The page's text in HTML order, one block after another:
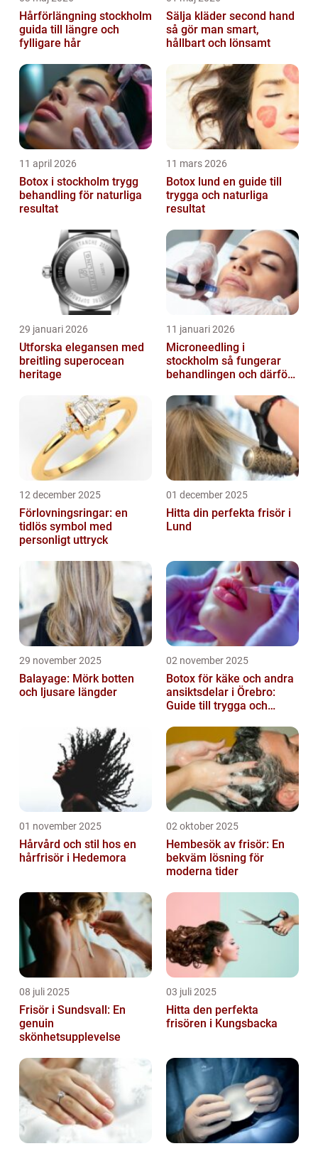
Hårförlängning stockholm
guida till längre och
fylligare hår
Sälja kläder second hand
så gör man smart,
hållbart och lönsamt
11 april 2026
Botox i stockholm trygg
behandling för naturliga
resultat
11 mars 2026
Botox lund en guide till
trygga och naturliga
resultat
29 januari 2026
Utforska elegansen med
breitling superocean
heritage
11 januari 2026
Microneedling i
stockholm så fungerar
behandlingen och därför
12 december 2025
Förlovningsringar: en
tidlös symbol med
personligt uttryck
01 december 2025
Hitta din perfekta frisör i
Lund
29 november 2025
Balayage: Mörk botten
och ljusare längder
02 november 2025
Botox för käke och andra
ansiktsdelar i Örebro:
Guide till trygga och
01 november 2025
Hårvård och stil hos en
hårfrisör i Hedemora
02 oktober 2025
Hembesök av frisör: En
bekväm lösning för
moderna tider
08 juli 2025
Frisör i Sundsvall: En
genuin
skönhetsupplevelse
03 juli 2025
Hitta den perfekta
frisören i Kungsbacka